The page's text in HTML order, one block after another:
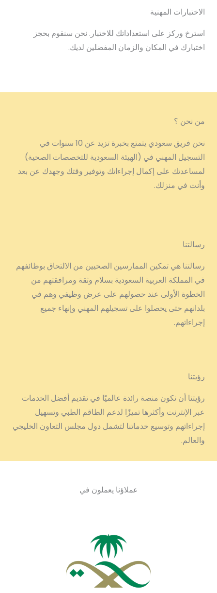
الاختبارات المهنية
استرخ وركز على استعداداتك للاختبار. نحن سنقوم بحجز
اختبارك في المكان والزمان المفضلين لديك.
من نحن ؟
نحن فريق سعودي يتمتع بخبرة تزيد عن 10 سنوات في
التسجيل المهني في (الهيئة السعودية للتخصصات الصحية)
لمساعدتك على إكمال إجراءاتك وتوفير وقتك وجهدك عن بعد
وأنت في منزلك.
رسالتنا
رسالتنا هي تمكين الممارسين الصحيين من الالتحاق بوظائفهم
في المملكة العربية السعودية بسلام وثقة ومرافقتهم من
الخطوة الأولى عند حصولهم على عرض وظيفي وهم في
بلدانهم حتى يحصلوا على تسجيلهم المهني وإنهاء جميع
إجراءاتهم.
رؤيتنا
رؤيتنا أن نكون منصة رائدة عالميًا في تقديم أفضل الخدمات
عبر الإنترنت وأكثرها تميزًا لدعم الطاقم الطبي وتسهيل
إجراءاتهم وتوسيع خدماتنا لتشمل دول مجلس التعاون الخليجي
والعالم.
عملاؤنا يعملون في